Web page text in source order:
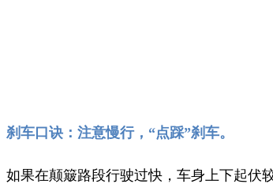
刹车口诀：注意慢行，“点踩”刹车。
如果在颠簸路段行驶过快，车身上下起伏